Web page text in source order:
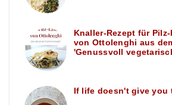
Knaller-Rezept für
von Ottolenghi aus
'Genussvoll
If life doesn't give you